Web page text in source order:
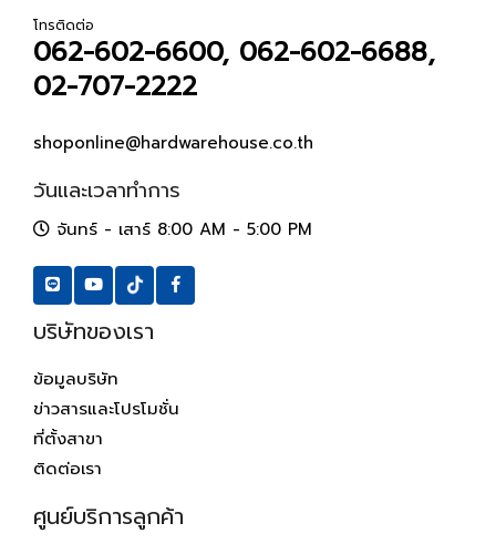
โทรติดต่อ
062-602-6600, 062-602-6688,
02-707-2222
shoponline@hardwarehouse.co.th
วันและเวลาทำการ
จันทร์ - เสาร์ 8:00 AM - 5:00 PM
บริษัทของเรา
ข้อมูลบริษัท
ข่าวสารและโปรโมชั่น
ที่ตั้งสาขา
ติดต่อเรา
ศูนย์บริการลูกค้า